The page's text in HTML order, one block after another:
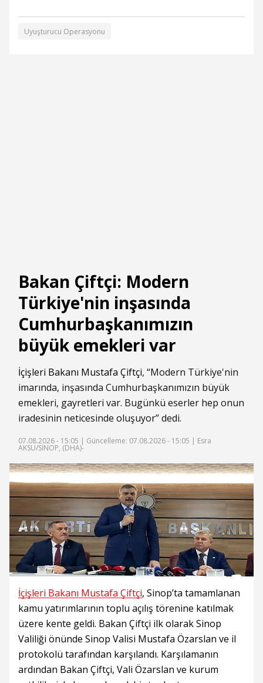
Uyuşturucu Operasyonu
Bakan Çiftçi: Modern
Türkiye'nin inşasında
Cumhurbaşkanımızın
büyük emekleri var
İçişleri Bakanı Mustafa Çiftçi, “Modern Türkiye'nin
imarında, inşasında Cumhurbaşkanımızın büyük
emekleri, gayretleri var. Bugünkü eserler hep onun
iradesinin neticesinde oluşuyor” dedi.
07.08.2026 - 15:05 | Güncelleme: 07.08.2026 - 15:05 | Esra
AKSU/SİNOP, (DHA)-
İçişleri Bakanı Mustafa Çiftçi, Sinop’ta tamamlanan
kamu yatırımlarının toplu açılış törenine katılmak
üzere kente geldi. Bakan Çiftçi ilk olarak Sinop
Valiliği önünde Sinop Valisi Mustafa Özarslan ve il
protokolü tarafından karşılandı. Karşılamanın
ardından Bakan Çiftçi, Vali Özarslan ve kurum